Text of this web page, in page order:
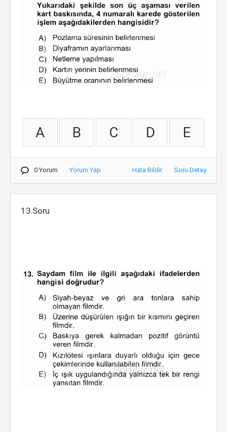
A B C D E
0 Yorum Yorum Yap Hata Bildir Soru Detay
13.Soru